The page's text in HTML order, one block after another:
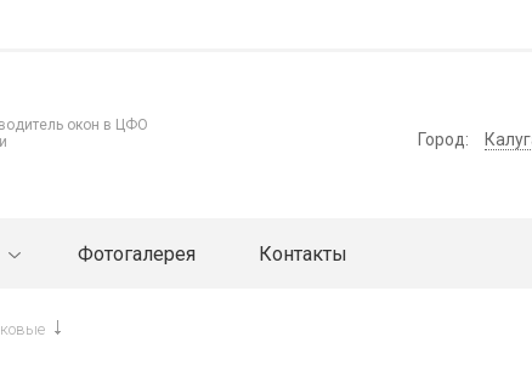
окон в ЦФО
Город:
Фотогалерея Контакты